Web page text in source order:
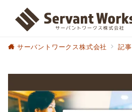
サーバントワークス株式会社 記事